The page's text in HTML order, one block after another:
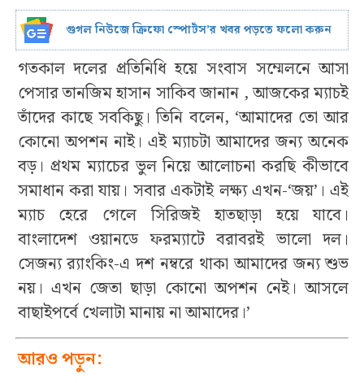
গুগল নিউজে ক্রিফো স্পোর্টস’র খবর পড়তে ফলো করুন
গতকাল দলের প্রতিনিধি হয়ে সংবাস সম্মেলনে আসা
পেসার তানজিম হাসান সাকিব জানান , আজকের ম্যাচই
তাঁদের কাছে সবকিছু। তিনি বলেন, ‘আমাদের তো আর
কোনো অপশন নাই। এই ম্যাচটা আমাদের জন্য অনেক
বড়। প্রথম ম্যাচের ভুল নিয়ে আলোচনা করছি কীভাবে
সমাধান করা যায়। সবার একটাই লক্ষ্য এখন-‘জয়’। এই
ম্যাচ হেরে গেলে সিরিজই হাতছাড়া হয়ে যাবে।
বাংলাদেশ ওয়ানডে ফরম্যাটে বরাবরই ভালো দল।
সেজন্য র‍্যাংকিং-এ দশ নম্বরে থাকা আমাদের জন্য শুভ
নয়। এখন জেতা ছাড়া কোনো অপশন নেই। আসলে
বাছাইপর্বে খেলাটা মানায় না আমাদের।’
আরও পড়ুন: